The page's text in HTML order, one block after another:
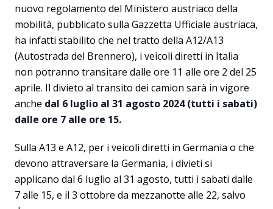
nuovo regolamento del Ministero austriaco della
mobilità, pubblicato sulla Gazzetta Ufficiale austriaca,
ha infatti stabilito che nel tratto della A12/A13
(Autostrada del Brennero), i veicoli diretti in Italia
non potranno transitare dalle ore 11 alle ore 2 del 25
aprile. Il divieto al transito dei camion sarà in vigore
anche dal 6 luglio al 31 agosto 2024 (tutti i sabati)
dalle ore 7 alle ore 15.
Sulla A13 e A12, per i veicoli diretti in Germania o che
devono attraversare la Germania, i divieti si
applicano dal 6 luglio al 31 agosto, tutti i sabati dalle
7 alle 15, e il 3 ottobre da mezzanotte alle 22, salvo